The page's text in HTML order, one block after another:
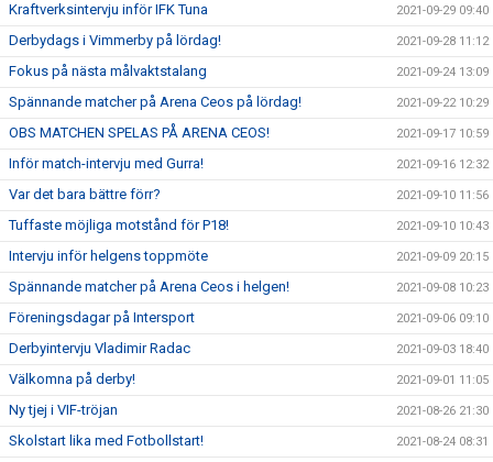
Kraftverksintervju inför IFK Tuna 2021-09-29 09:40
Derbydags i Vimmerby på lördag! 2021-09-28 11:12
Fokus på nästa målvaktstalang 2021-09-24 13:09
Spännande matcher på Arena Ceos på lördag! 2021-09-22 10:29
OBS MATCHEN SPELAS PÅ ARENA CEOS! 2021-09-17 10:59
Inför match-intervju med Gurra! 2021-09-16 12:32
Var det bara bättre förr? 2021-09-10 11:56
Tuffaste möjliga motstånd för P18! 2021-09-10 10:43
Intervju inför helgens toppmöte 2021-09-09 20:15
Spännande matcher på Arena Ceos i helgen! 2021-09-08 10:23
Föreningsdagar på Intersport 2021-09-06 09:10
Derbyintervju Vladimir Radac 2021-09-03 18:40
Välkomna på derby! 2021-09-01 11:05
Ny tjej i VIF-tröjan 2021-08-26 21:30
Skolstart lika med Fotbollstart! 2021-08-24 08:31